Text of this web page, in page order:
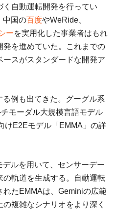
自動運転開発を行ってい
中国の百度やWeRide、
ーを実用化した事業者はもれ
を進めていた。これまでの
スがスタンダードな開発ア
例も出てきた。グーグル系
モーダル大規模言語モデル
けE2Eモデル「EMMA」の詳
ルを用いて、センサーデー
の軌道を生成する。自動運転
たEMMAは、Geminiの広範
複雑なシナリオをより深く